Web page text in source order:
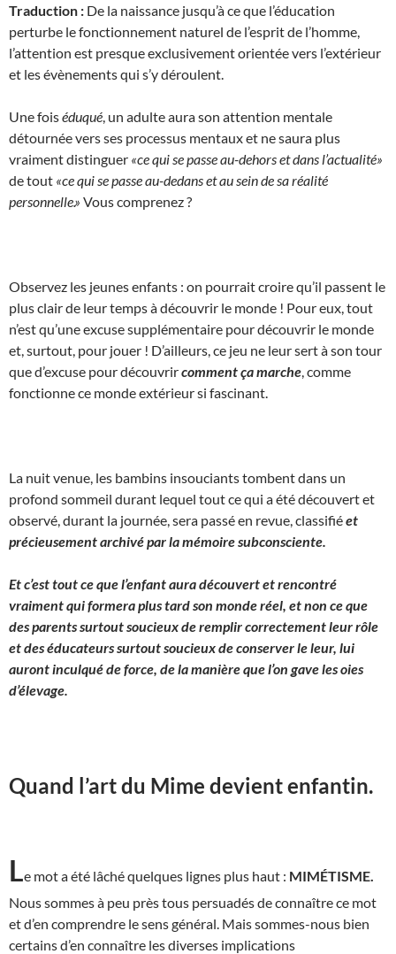
Traduction : De la naissance jusqu’à ce que l’éducation
perturbe le fonctionnement naturel de l’esprit de l’homme,
l’attention est presque exclusivement orientée vers l’extérieur
et les évènements qui s’y déroulent.
Une foiséduqué , un adulte aura son attention mentale
détournée vers ses processus mentaux et ne saura plus
vraiment distinguer «ce qui se passe au-dehors et dans l’actualité»
de tout «ce qui se passe au-dedans et au sein de sa réalité
personnelle.» Vous comprenez ?
Observez les jeunes enfants : on pourrait croire qu’il passent le
plus clair de leur temps à découvrir le monde ! Pour eux, tout
n’est qu’une excuse supplémentaire pour découvrir le monde
et, surtout, pour jouer ! D’ailleurs, ce jeu ne leur sert à son tour
que d’excuse pour découvrircomment ça marche , comme
fonctionne ce monde extérieur si fascinant.
La nuit venue, les bambins insouciants tombent dans un
profond sommeil durant lequel tout ce qui a été découvert et
observé, durant la journée, sera passé en revue, classifiéet
précieusement archivé par la mémoire subconsciente.
Et c’est tout ce que l’enfant aura découvert et rencontré
vraiment qui formera plus tard son monde réel, et non ce que
des parents surtout soucieux de remplir correctement leur rôle
et des éducateurs surtout soucieux de conserver le leur, lui
auront inculqué de force, de la manière que l’on gave les oies
d’élevage.
Quand l’art du Mime devient enfantin.
Le mot a été lâché quelques lignes plus haut : MIMÉTISME.
Nous sommes à peu près tous persuadés de connaître ce mot
et d’en comprendre le sens général. Mais sommes-nous bien
certains d’en connaître les diverses implications